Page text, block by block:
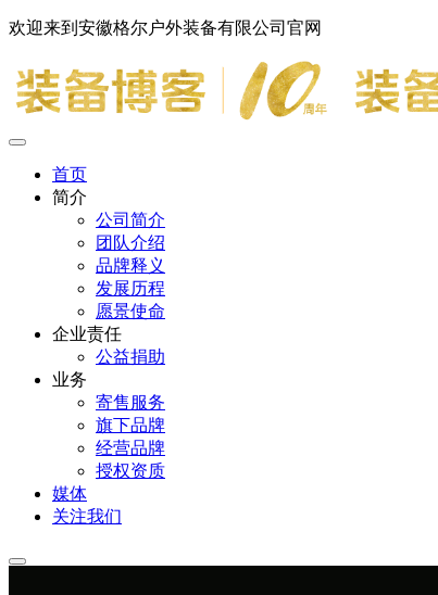
欢迎来到安徽格尔户外装备有限公司官网
首页
简介
公司简介
团队介绍
品牌释义
发展历程
愿景使命
企业责任
公益捐助
业务
寄售服务
旗下品牌
经营品牌
授权资质
媒体
关注我们